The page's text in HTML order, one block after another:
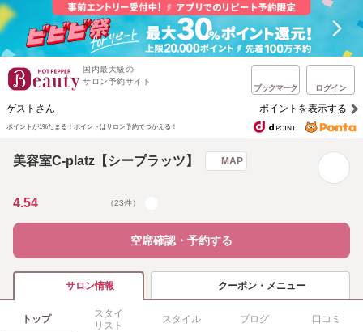
国内最大級の
サロン予約サイト
ブックマーク ログイン
ゲストさん ポイントを表示する
ポイントが1%たまる！ ポイントはサロン予約でつかえる！
美容室C-platz【シープラッツ】 MAP
4.54 （23件）
空席確認・予約する
サロン情報 クーポン・メニュー
トップ
スタイ
リスト
スタイル ブログ 口コミ